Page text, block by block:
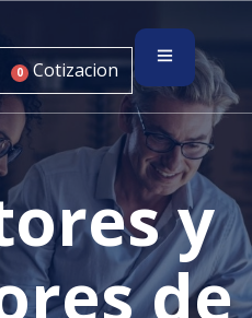
0 Cotizacion
y
de